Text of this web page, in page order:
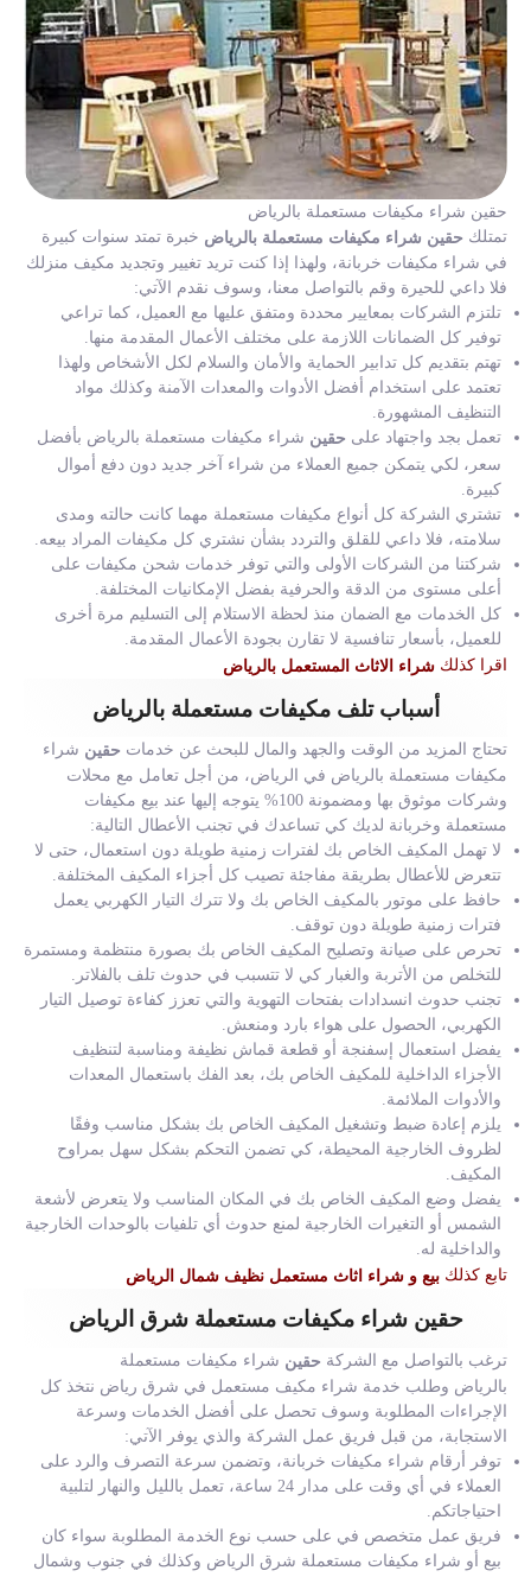
حقين شراء مكيفات مستعملة بالرياض
تمتلك حقين شراء مكيفات مستعملة بالرياض خبرة تمتد سنوات كبيرة
في شراء مكيفات خربانة، ولهذا إذا كنت تريد تغيير وتجديد مكيف منزلك
فلا داعي للحيرة وقم بالتواصل معنا، وسوف نقدم الآتي:
تلتزم الشركات بمعايير محددة ومتفق عليها مع العميل، كما تراعي
توفير كل الضمانات اللازمة على مختلف الأعمال المقدمة منها.
تهتم بتقديم كل تدابير الحماية والأمان والسلام لكل الأشخاص ولهذا
تعتمد على استخدام أفضل الأدوات والمعدات الآمنة وكذلك مواد
التنظيف المشهورة.
تعمل بجد واجتهاد على حقين شراء مكيفات مستعملة بالرياض بأفضل
سعر، لكي يتمكن جميع العملاء من شراء آخر جديد دون دفع أموال
كبيرة.
تشتري الشركة كل أنواع مكيفات مستعملة مهما كانت حالته ومدى
سلامته، فلا داعي للقلق والتردد بشأن نشتري كل مكيفات المراد بيعه.
شركتنا من الشركات الأولى والتي توفر خدمات شحن مكيفات على
أعلى مستوى من الدقة والحرفية بفضل الإمكانيات المختلفة.
كل الخدمات مع الضمان منذ لحظة الاستلام إلى التسليم مرة أخرى
للعميل، بأسعار تنافسية لا تقارن بجودة الأعمال المقدمة.
اقرا كذلك شراء الاثاث المستعمل بالرياض
أسباب تلف مكيفات مستعملة بالرياض
تحتاج المزيد من الوقت والجهد والمال للبحث عن خدمات حقين شراء
مكيفات مستعملة بالرياض في الرياض، من أجل تعامل مع محلات
وشركات موثوق بها ومضمونة 100% يتوجه إليها عند بيع مكيفات
مستعملة وخربانة لديك كي تساعدك في تجنب الأعطال التالية:
لا تهمل المكيف الخاص بك لفترات زمنية طويلة دون استعمال، حتى لا
تتعرض للأعطال بطريقة مفاجئة تصيب كل أجزاء المكيف المختلفة.
حافظ على موتور بالمكيف الخاص بك ولا تترك التيار الكهربي يعمل
فترات زمنية طويلة دون توقف.
تحرص على صيانة وتصليح المكيف الخاص بك بصورة منتظمة ومستمرة
للتخلص من الأتربة والغبار كي لا تتسبب في حدوث تلف بالفلاتر.
تجنب حدوث انسدادات بفتحات التهوية والتي تعزز كفاءة توصيل التيار
الكهربي، الحصول على هواء بارد ومنعش.
يفضل استعمال إسفنجة أو قطعة قماش نظيفة ومناسبة لتنظيف
الأجزاء الداخلية للمكيف الخاص بك، بعد الفك باستعمال المعدات
والأدوات الملائمة.
يلزم إعادة ضبط وتشغيل المكيف الخاص بك بشكل مناسب وفقًا
لظروف الخارجية المحيطة، كي تضمن التحكم بشكل سهل بمراوح
المكيف.
يفضل وضع المكيف الخاص بك في المكان المناسب ولا يتعرض لأشعة
الشمس أو التغيرات الخارجية لمنع حدوث أي تلفيات بالوحدات الخارجية
والداخلية له.
تابع كذلك بيع و شراء اثاث مستعمل نظيف شمال الرياض
حقين شراء مكيفات مستعملة شرق الرياض
ترغب بالتواصل مع الشركة حقين شراء مكيفات مستعملة
بالرياض وطلب خدمة شراء مكيف مستعمل في شرق رياض نتخذ كل
الإجراءات المطلوبة وسوف تحصل على أفضل الخدمات وسرعة
الاستجابة، من قبل فريق عمل الشركة والذي يوفر الآتي:
توفر أرقام شراء مكيفات خربانة، وتضمن سرعة التصرف والرد على
العملاء في أي وقت على مدار 24 ساعة، تعمل بالليل والنهار لتلبية
احتياجاتكم.
فريق عمل متخصص في على حسب نوع الخدمة المطلوبة سواء كان
بيع أو شراء مكيفات مستعملة شرق الرياض وكذلك في جنوب وشمال